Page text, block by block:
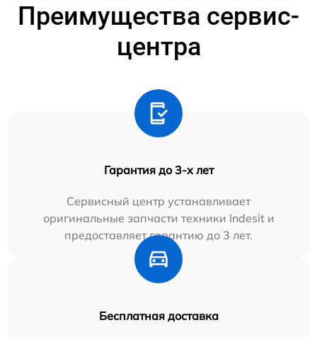
Преимущества сервис-
центра
Гарантия до 3-х лет
Сервисный центр устанавливает
оригинальные запчасти техники Indesit и
предоставляет гарантию до 3 лет.
Бесплатная доставка